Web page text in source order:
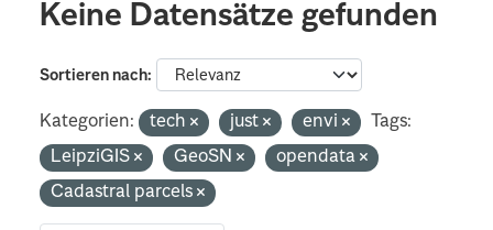
Keine Datensätze gefunden
Sortieren nach
Kategorien: tech just envi
Tags:
LeipziGIS
GeoSN
opendata
Cadastral parcels